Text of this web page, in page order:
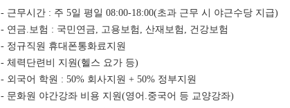
- 근무시간 : 주 5일 평일 08:00-18:00(초과 근무 시 야근수당 지급)
- 연금.보험 : 국민연금, 고용보험, 산재보험, 건강보험
- 정규직원 휴대폰통화료지원
- 체력단련비 지원(헬스 요가 등)
- 외국어 학원 : 50% 회사지원 + 50% 정부지원
- 문화원 야간강좌 비용 지원(영어.중국어 등 교양강좌)